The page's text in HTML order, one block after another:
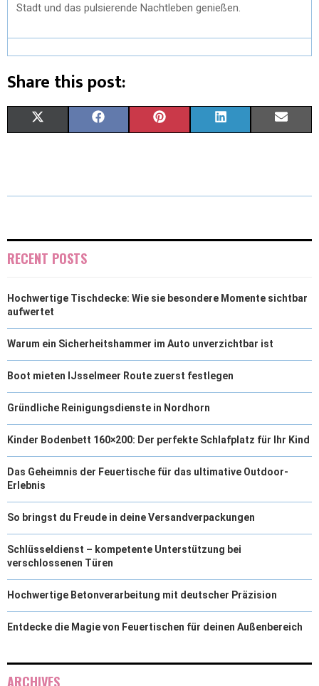
Stadt und das pulsierende Nachtleben genießen.
Share this post:
W
E
)
E
K
T
S
K
N
I
RECENT POSTS
Hochwertige Tischdecke: Wie sie besondere Momente sichtbar
aufwertet
Warum ein Sicherheitshammer im Auto unverzichtbar ist
Boot mieten IJsselmeer Route zuerst festlegen
Gründliche Reinigungsdienste in Nordhorn
Kinder Bodenbett 160×200: Der perfekte Schlafplatz für Ihr Kind
Das Geheimnis der Feuertische für das ultimative Outdoor-
Erlebnis
So bringst du Freude in deine Versandverpackungen
Schlüsseldienst – kompetente Unterstützung bei
verschlossenen Türen
Hochwertige Betonverarbeitung mit deutscher Präzision
Entdecke die Magie von Feuertischen für deinen Außenbereich
ARCHIVES